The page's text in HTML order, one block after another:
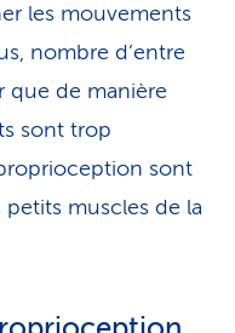
les mouvements
nombre d’entre
que de manière
sont trop
sont
muscles de la